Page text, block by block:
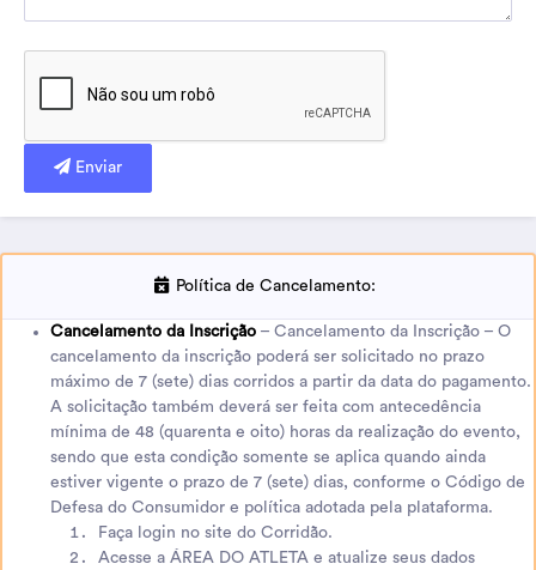
Enviar
Política de Cancelamento:
Cancelamento da Inscrição – Cancelamento da Inscrição – O
cancelamento da inscrição poderá ser solicitado no prazo
máximo de 7 (sete) dias corridos a partir da data do pagamento.
A solicitação também deverá ser feita com antecedência
mínima de 48 (quarenta e oito) horas da realização do evento,
sendo que esta condição somente se aplica quando ainda
estiver vigente o prazo de 7 (sete) dias, conforme o Código de
Defesa do Consumidor e política adotada pela plataforma.
Faça login no site do Corridão.
Acesse a ÁREA DO ATLETA e atualize seus dados